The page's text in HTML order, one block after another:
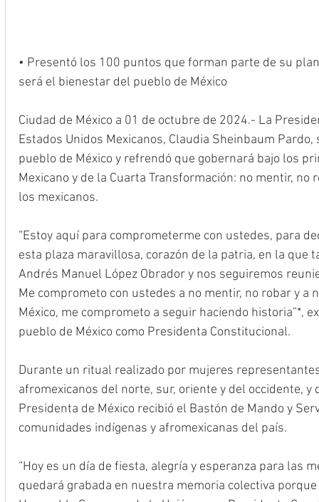
• Presentó los 100 puntos que forman parte de su
será el bienestar del pueblo de México
Ciudad de México a 01 de octubre de 2024.- La
Estados Unidos Mexicanos, Claudia Sheinbaum
pueblo de México y refrendó que gobernará bajo los
Mexicano y de la Cuarta Transformación: no mentir,
los mexicanos.
“Estoy aquí para comprometerme con ustedes, para
esta plaza maravillosa, corazón de la patria, en la que
Andrés Manuel López Obrador y nos seguiremos
Me comprometo con ustedes a no mentir, no robar y
México, me comprometo a seguir haciendo historia”*,
pueblo de México como Presidenta Constitucional.
Durante un ritual realizado por mujeres
afromexicanos del norte, sur, oriente y del occidente,
Presidenta de México recibió el Bastón de Mando y
comunidades indígenas y afromexicanas del país.
“Hoy es un día de fiesta, alegría y esperanza para las
quedará grabada en nuestra memoria colectiva